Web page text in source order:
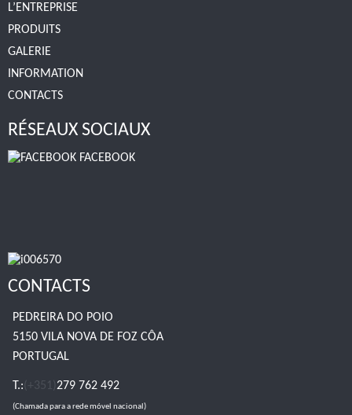
L’ENTREPRISE
PRODUITS
GALERIE
INFORMATION
CONTACTS
RÉSEAUX SOCIAUX
FACEBOOK
CONTACTS
PEDREIRA DO POIO
5150 VILA NOVA DE FOZ CÔA
PORTUGAL
T.: (+351) 279 762 492
(Chamada para a rede móvel nacional)